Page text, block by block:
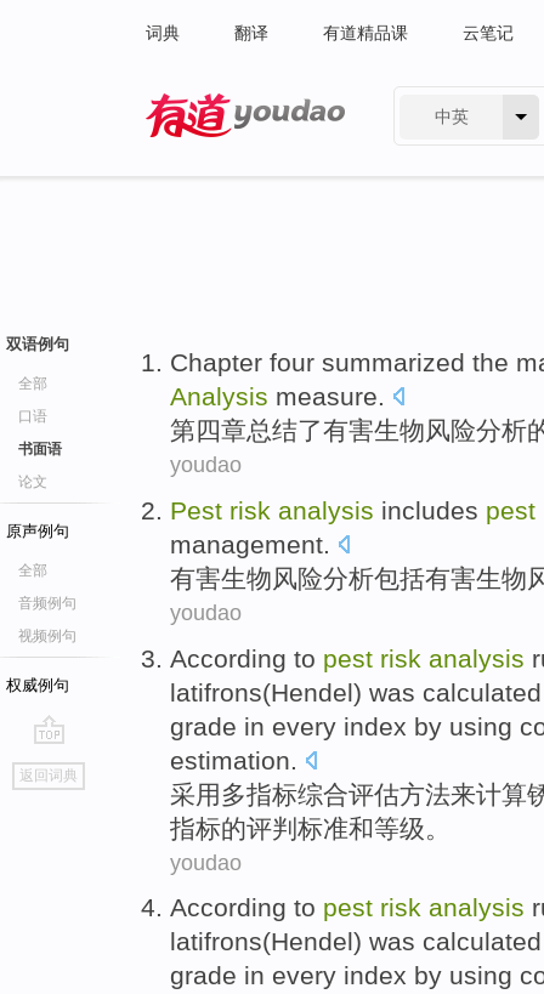
词典 翻译 有道精品课 云笔记
中英
双语例句
全部
口语
书面语
论文
原声例句
全部
音频例句
视频例句
权威例句
go
top
返回词典
Chapter four summarized the
Analysis measure.
第四章总结了有害生物风险分析
youdao
Pest risk analysis includes pest
management.
有害生物风险分析包括有害生物
youdao
According to pest risk analysis
latifrons(Hendel) was calculated
grade in every index by using
estimation
采用 多指标综合评估方法来计算
指标的评判 标准和等级 。
youdao
According to pest risk analysis
latifrons(Hendel) was calculated
grade in every index by using